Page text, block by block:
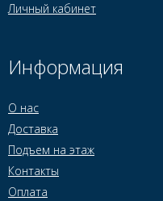
Личный кабинет
Информация
О нас
Доставка
Подъем на этаж
Контакты
Оплата